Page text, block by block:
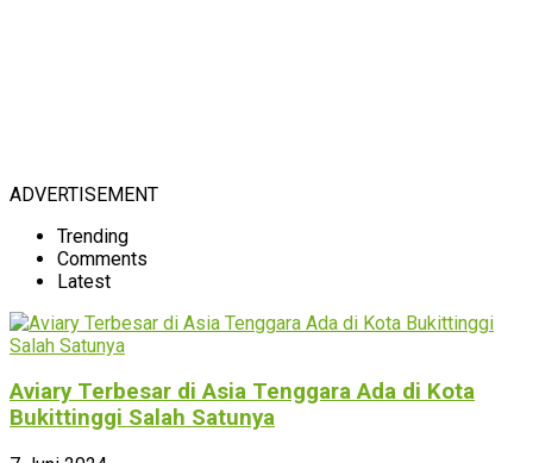
ADVERTISEMENT
Trending
Comments
Latest
Aviary Terbesar di Asia Tenggara Ada di Kota
Bukittinggi Salah Satunya